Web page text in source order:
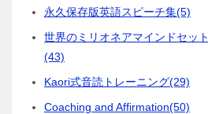
永久保存版英語スピーチ集(5)
世界のミリオネアマインドセット
(43)
Kaori式音読トレーニング(29)
Coaching and Affirmation(50)